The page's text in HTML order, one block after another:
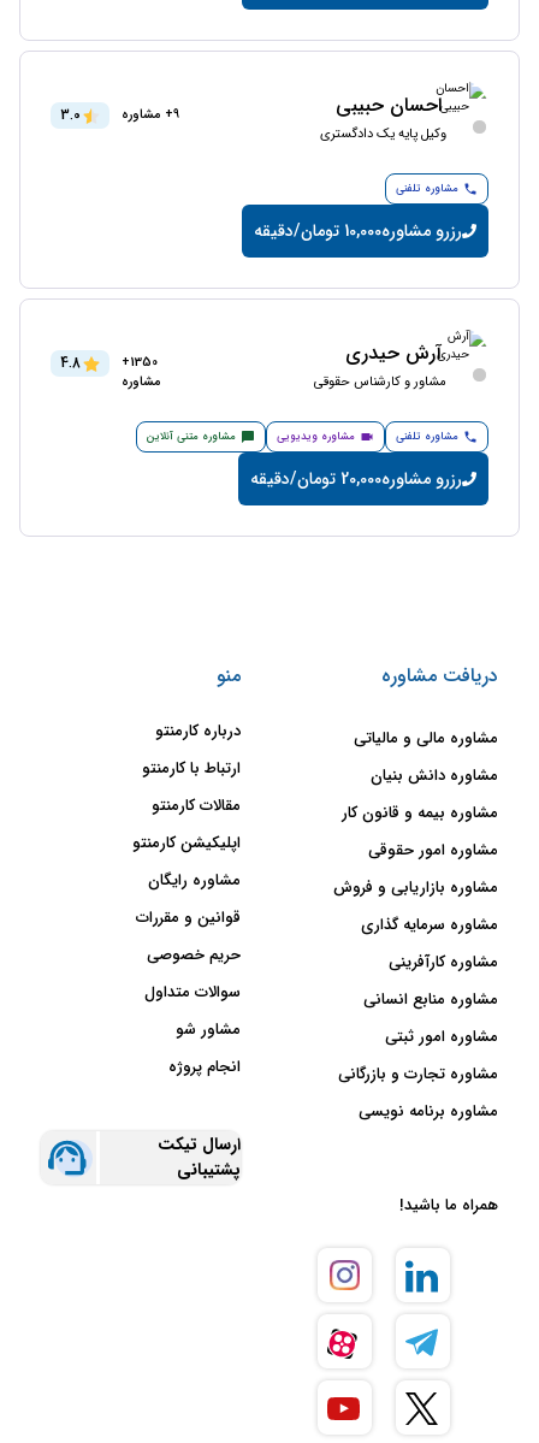
احسان حبیبی
وکیل پایه یک دادگستری
9+ مشاوره 3.0
مشاوره تلفنی
رزرو مشاوره10,000 تومان/دقیقه
آرش حیدری
مشاور و کارشناس حقوقی
1350+
مشاوره
4.8
مشاوره تلفنی مشاوره ویدیویی مشاوره متنی آنلاین
رزرو مشاوره20,000 تومان/دقیقه
دریافت مشاوره
مشاوره مالی و مالیاتی
مشاوره دانش بنیان
مشاوره بیمه و قانون کار
مشاوره امور حقوقی
مشاوره بازاریابی و فروش
مشاوره سرمایه گذاری
مشاوره کارآفرینی
مشاوره منابع انسانی
مشاوره امور ثبتی
مشاوره تجارت و بازرگانی
مشاوره برنامه نویسی
منو
درباره کارمنتو
ارتباط با کارمنتو
مقالات کارمنتو
اپلیکیشن کارمنتو
مشاوره رایگان
قوانین و مقررات
حریم خصوصی
سوالات متداول
مشاور شو
انجام پروژه
ارسال تیکت
پشتیبانی
همراه ما باشید!